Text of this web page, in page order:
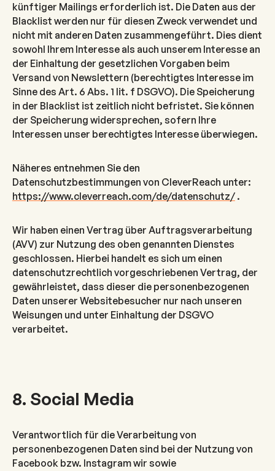
künftiger Mailings erforderlich ist. Die Daten aus der
Blacklist werden nur für diesen Zweck verwendet und
nicht mit anderen Daten zusammengeführt. Dies dient
sowohl Ihrem Interesse als auch unserem Interesse an
der Einhaltung der gesetzlichen Vorgaben beim
Versand von Newslettern (berechtigtes Interesse im
Sinne des Art. 6 Abs. 1 lit. f DSGVO). Die Speicherung
in der Blacklist ist zeitlich nicht befristet. Sie können
der Speicherung widersprechen, sofern Ihre
Interessen unser berechtigtes Interesse überwiegen.
Näheres entnehmen Sie den
Datenschutzbestimmungen von CleverReach unter:
https://www.cleverreach.com/de/datenschutz/.
Wir haben einen Vertrag über Auftragsverarbeitung
(AVV) zur Nutzung des oben genannten Dienstes
geschlossen. Hierbei handelt es sich um einen
datenschutzrechtlich vorgeschriebenen Vertrag, der
gewährleistet, dass dieser die personenbezogenen
Daten unserer Websitebesucher nur nach unseren
Weisungen und unter Einhaltung der DSGVO
verarbeitet.
8. Social Media
Verantwortlich für die Verarbeitung von
personenbezogenen Daten sind bei der Nutzung von
Facebook bzw. Instagram wir sowie